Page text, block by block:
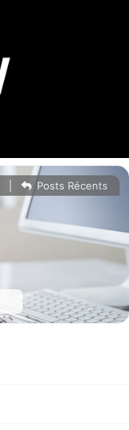
Posts Récents